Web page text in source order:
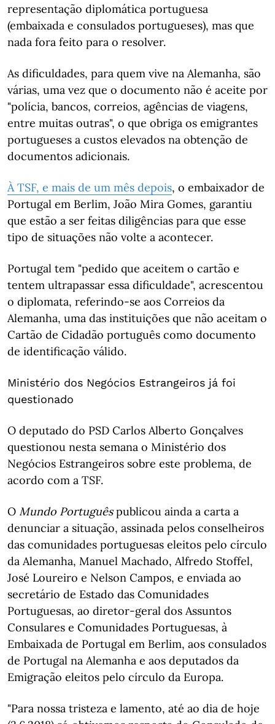
representação diplomática portuguesa
(embaixada e consulados portugueses), mas que
nada fora feito para o resolver.
As dificuldades, para quem vive na Alemanha, são
várias, uma vez que o documento não é aceite por
"polícia, bancos, correios, agências de viagens,
entre muitas outras", o que obriga os emigrantes
portugueses a custos elevados na obtenção de
documentos adicionais.
À TSF, e mais de um mês depois, o embaixador de
Portugal em Berlim, João Mira Gomes, garantiu
que estão a ser feitas diligências para que esse
tipo de situações não volte a acontecer.
Portugal tem "pedido que aceitem o cartão e
tentem ultrapassar essa dificuldade", acrescentou
o diplomata, referindo-se aos Correios da
Alemanha, uma das instituições que não aceitam o
Cartão de Cidadão português como documento
de identificação válido.
Ministério dos Negócios Estrangeiros já foi
questionado
O deputado do PSD Carlos Alberto Gonçalves
questionou nesta semana o Ministério dos
Negócios Estrangeiros sobre este problema, de
acordo com a TSF.
O Mundo Portuguêspublicou ainda a carta a
denunciar a situação, assinada pelos conselheiros
das comunidades portuguesas eleitos pelo círculo
da Alemanha, Manuel Machado, Alfredo Stoffel,
José Loureiro e Nelson Campos, e enviada ao
secretário de Estado das Comunidades
Portuguesas, ao diretor-geral dos Assuntos
Consulares e Comunidades Portuguesas, à
Embaixada de Portugal em Berlim, aos consulados
de Portugal na Alemanha e aos deputados da
Emigração eleitos pelo círculo da Europa.
"Para nossa tristeza e lamento, até ao dia de hoje